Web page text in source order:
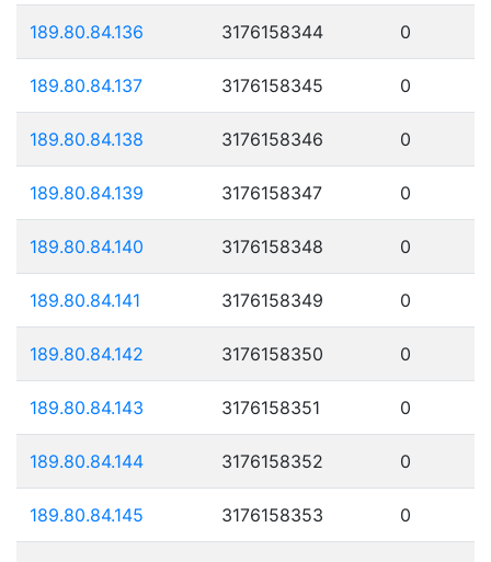
189.80.84.136 3176158344 0
189.80.84.137 3176158345 0
189.80.84.138 3176158346 0
189.80.84.139 3176158347 0
189.80.84.140 3176158348 0
189.80.84.141 3176158349 0
189.80.84.142 3176158350 0
189.80.84.143 3176158351 0
189.80.84.144 3176158352 0
189.80.84.145 3176158353 0